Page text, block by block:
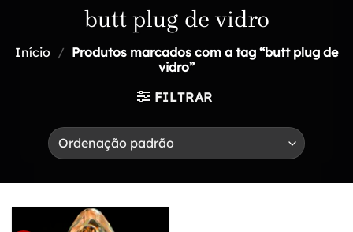
butt plug de vidro
Início / Produtos marcados com a tag “butt plug de
vidro”
FILTRAR